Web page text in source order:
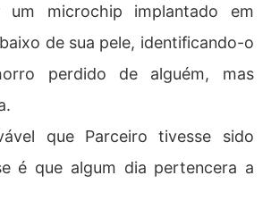
um microchip implantado em
de sua pele, identificando-o
perdido de alguém, mas
que Parceiro tivesse sido
é que algum dia pertencera a